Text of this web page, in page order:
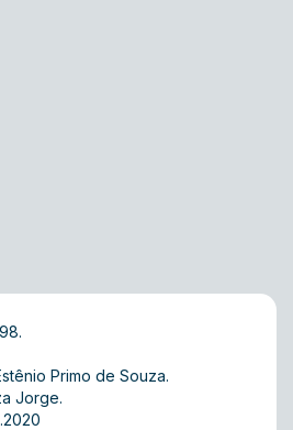
Primo de Souza.
Jorge.